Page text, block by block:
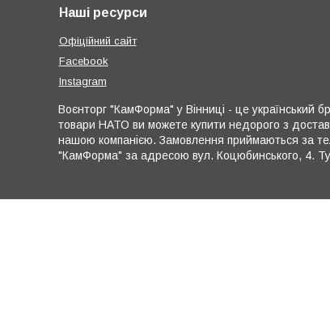
Наші ресурси
Офіційний сайт
Facebook
Instagram
Воєнторг "КамФорма" у Вінниці - це український
товари НАТО ви можете купити недорого з
нашою компанією. Замовлення приймаються за
"КамФорма" за адресою вул. Коцюбинського, 4.